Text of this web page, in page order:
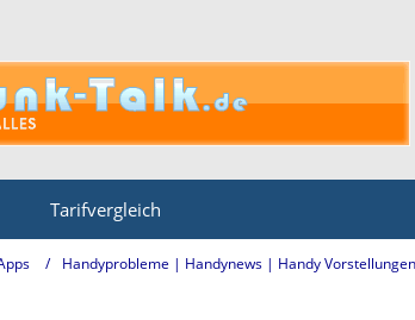
Tarifvergleich
Handyprobleme | Handynews | Handy Vorstellungen